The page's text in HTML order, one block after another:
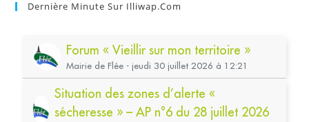
Dernière Minute Sur Illiwap.com